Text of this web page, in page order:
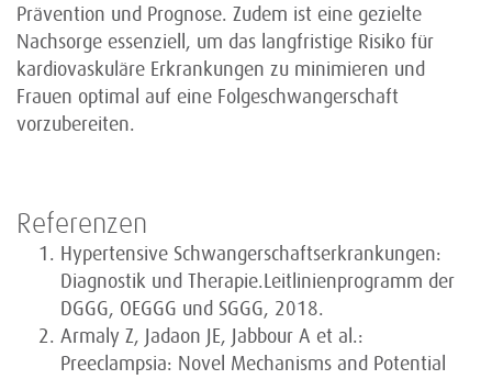
Prävention und Prognose. Zudem ist eine gezielte
Nachsorge essenziell, um das langfristige Risiko für
kardiovaskuläre Erkrankungen zu minimieren und
Frauen optimal auf eine Folgeschwangerschaft
vorzubereiten.
Referenzen
Hypertensive Schwangerschaftserkrankungen:
Diagnostik und Therapie.Leitlinienprogramm der
DGGG, OEGGG und SGGG, 2018.
Armaly Z, Jadaon JE, Jabbour A et al.:
Preeclampsia: Novel Mechanisms and Potential